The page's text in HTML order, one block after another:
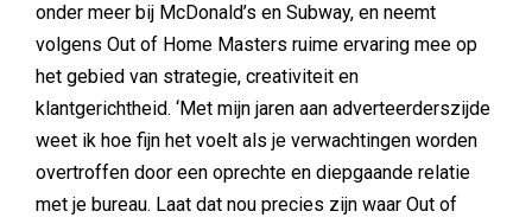
onder meer bij McDonald’s en Subway, en neemt
volgens Out of Home Masters ruime ervaring mee op
het gebied van strategie, creativiteit en
klantgerichtheid. ‘Met mijn jaren aan adverteerderszijde
weet ik hoe fijn het voelt als je verwachtingen worden
overtroffen door een oprechte en diepgaande relatie
met je bureau. Laat dat nou precies zijn waar Out of